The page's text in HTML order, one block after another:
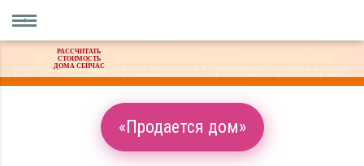
Оплата материала только после проверки качества на вашем
участке. Работаем без предоплаты в 17 регионах! Строим в кредит.
«Продается дом»
РАССЧИТАТЬ
СТОИМОСТЬ
ДОМА СЕЙЧАС